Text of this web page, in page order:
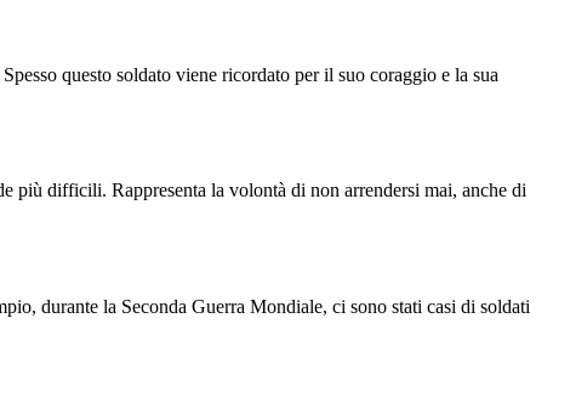
questo soldato viene ricordato per il suo coraggio e la sua
più difficili. Rappresenta la volontà di non arrendersi mai, anche di
durante la Seconda Guerra Mondiale, ci sono stati casi di soldati